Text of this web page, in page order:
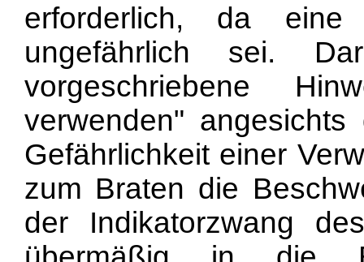
erforderlich, da eine
ungefährlich sei.
vorgeschriebene
verwenden"
Gefährlichkeit einer
zum Braten die
der Indikatorzwang